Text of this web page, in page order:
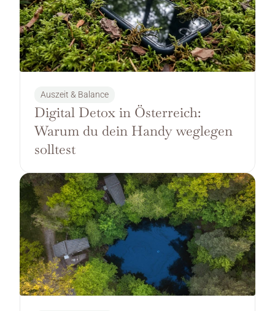
Auszeit & Balance
Digital Detox in Österreich:
Warum du dein Handy weglegen
solltest